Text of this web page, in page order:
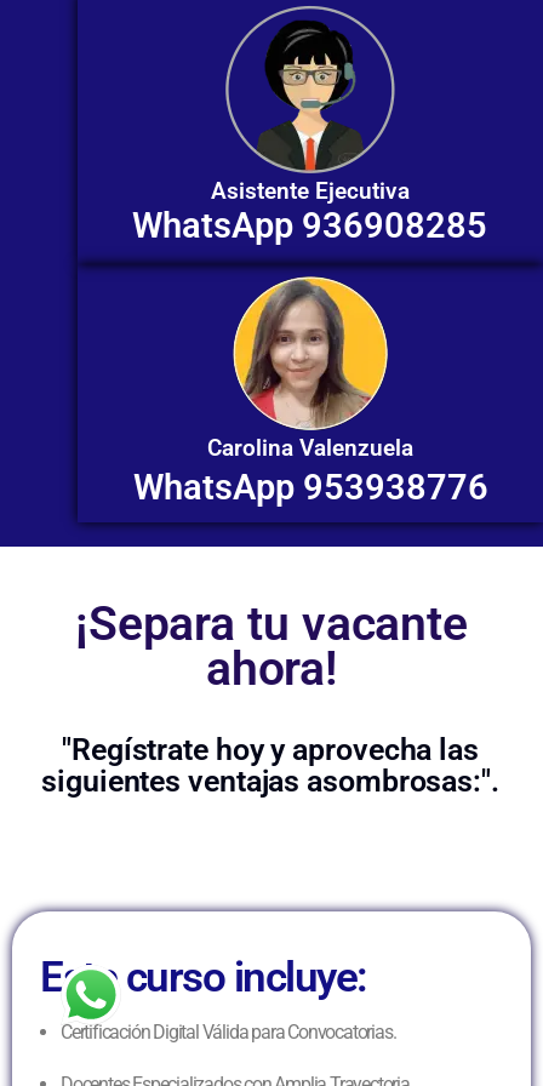
Asistente Ejecutiva
WhatsApp 936908285
Carolina Valenzuela
WhatsApp 953938776
¡Separa tu vacante
ahora!
"Regístrate hoy y aprovecha las
siguientes ventajas asombrosas:".
Este curso incluye:
Certificación Digital Válida para Convocatorias.